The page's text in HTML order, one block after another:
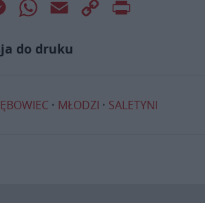
MessengerWhatsApp
Email
Copy
do druku
MŁODZI SALETYNI